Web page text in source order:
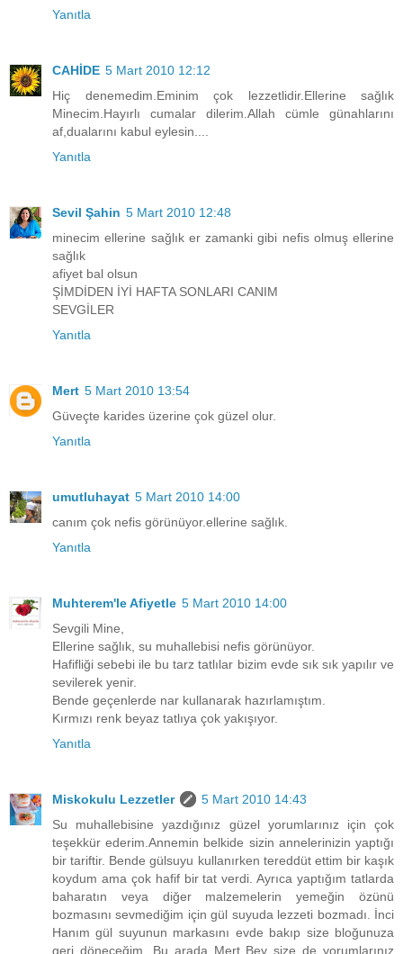
Yanıtla
CAHİDE 5 Mart 2010 12:12
Hiç denemedim.Eminim çok lezzetlidir.Ellerine sağlık
Minecim.Hayırlı cumalar dilerim.Allah cümle günahlarını
af,dualarını kabul eylesin....
Yanıtla
Sevil Şahin 5 Mart 2010 12:48
minecim ellerine sağlık er zamanki gibi nefis olmuş ellerine
sağlık
afiyet bal olsun
ŞİMDİDEN İYİ HAFTA SONLARI CANIM
SEVGİLER
Yanıtla
Mert 5 Mart 2010 13:54
Güveçte karides üzerine çok güzel olur.
Yanıtla
umutluhayat 5 Mart 2010 14:00
canım çok nefis görünüyor.ellerine sağlık.
Yanıtla
Muhterem'le Afiyetle 5 Mart 2010 14:00
Sevgili Mine,
Ellerine sağlık, su muhallebisi nefis görünüyor.
Hafifliği sebebi ile bu tarz tatlılar bizim evde sık sık yapılır ve
sevilerek yenir.
Bende geçenlerde nar kullanarak hazırlamıştım.
Kırmızı renk beyaz tatlıya çok yakışıyor.
Yanıtla
Miskokulu Lezzetler
5 Mart 2010 14:43
Su muhallebisine yazdığınız güzel yorumlarınız için çok
teşekkür ederim.Annemin belkide sizin annelerinizin yaptığı
bir tariftir. Bende gülsuyu kullanırken tereddüt ettim bir kaşık
koydum ama çok hafif bir tat verdi. Ayrıca yaptığım tatlarda
baharatın veya diğer malzemelerin yemeğin özünü
bozmasını sevmediğim için gül suyuda lezzeti bozmadı. İnci
Hanım gül suyunun markasını evde bakıp size bloğunuza
geri döneceğim. Bu arada Mert Bey size de yorumlarınız